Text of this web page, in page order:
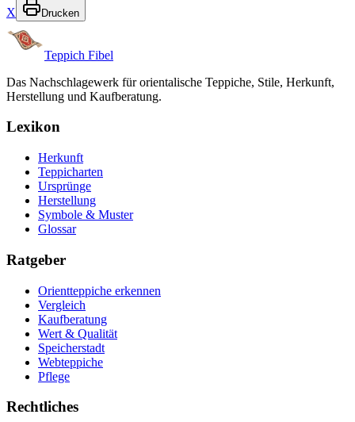
X Drucken
Teppich Fibel
Das Nachschlagewerk für orientalische Teppiche, Stile, Herkunft,
Herstellung und Kaufberatung.
Lexikon
Herkunft
Teppicharten
Ursprünge
Herstellung
Symbole & Muster
Glossar
Ratgeber
Orientteppiche erkennen
Vergleich
Kaufberatung
Wert & Qualität
Speicherstadt
Webteppiche
Pflege
Rechtliches